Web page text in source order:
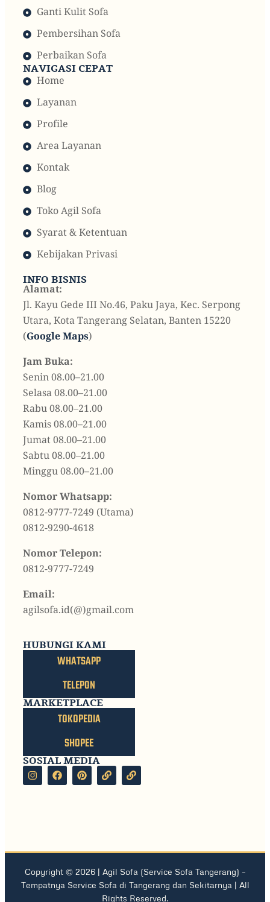
Ganti Kulit Sofa
Pembersihan Sofa
Perbaikan Sofa
NAVIGASI CEPAT
Home
Layanan
Profile
Area Layanan
Kontak
Blog
Toko Agil Sofa
Syarat & Ketentuan
Kebijakan Privasi
INFO BISNIS
Alamat:
Jl. Kayu Gede III No.46, Paku Jaya, Kec. Serpong
Utara, Kota Tangerang Selatan, Banten 15220
(Google Maps)
Jam Buka:
Senin 08.00–21.00
Selasa 08.00–21.00
Rabu 08.00–21.00
Kamis 08.00–21.00
Jumat 08.00–21.00
Sabtu 08.00–21.00
Minggu 08.00–21.00
Nomor Whatsapp:
0812-9777-7249 (Utama)
0812-9290-4618
Nomor Telepon:
0812-9777-7249
Email:
agilsofa.id(@)gmail.com
HUBUNGI KAMI
WHATSAPP
TELEPON
MARKETPLACE
TOKOPEDIA
SHOPEE
SOSIAL MEDIA
Copyright © 2026 | Agil Sofa (Service Sofa Tangerang) –
Tempatnya Service Sofa di Tangerang dan Sekitarnya | All
Rights Reserved.